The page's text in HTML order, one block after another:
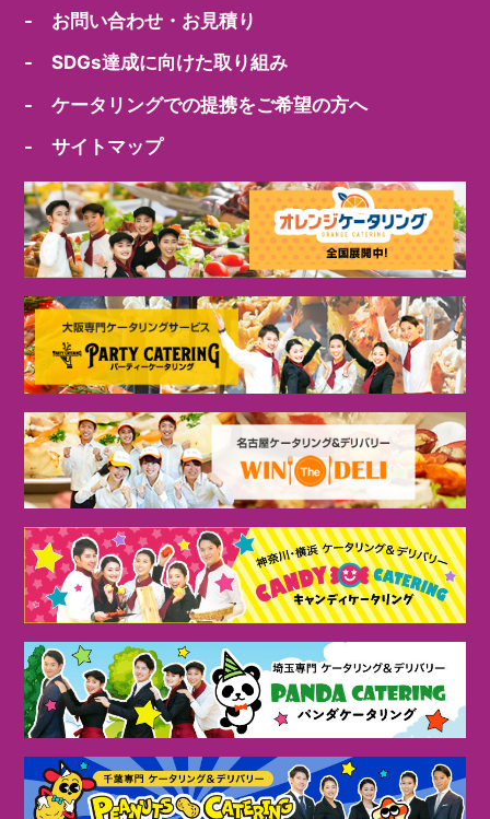
- お問い合わせ・お見積り
- SDGs達成に向けた取り組み
- ケータリングでの提携をご希望の方へ
- サイトマップ